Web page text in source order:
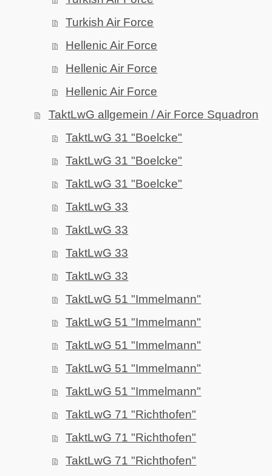
Turkish Air Force
Hellenic Air Force
Hellenic Air Force
Hellenic Air Force
TaktLwG allgemein / Air Force Squadron
TaktLwG 31 "Boelcke"
TaktLwG 31 "Boelcke"
TaktLwG 31 "Boelcke"
TaktLwG 33
TaktLwG 33
TaktLwG 33
TaktLwG 33
TaktLwG 51 "Immelmann"
TaktLwG 51 "Immelmann"
TaktLwG 51 "Immelmann"
TaktLwG 51 "Immelmann"
TaktLwG 51 "Immelmann"
TaktLwG 71 "Richthofen"
TaktLwG 71 "Richthofen"
TaktLwG 71 "Richthofen"